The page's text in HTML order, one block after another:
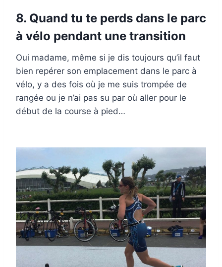
8. Quand tu te perds dans le parc
à vélo pendant une transition
Oui madame, même si je dis toujours qu’il faut
bien repérer son emplacement dans le parc à
vélo, y a des fois où je me suis trompée de
rangée ou je n’ai pas su par où aller pour le
début de la course à pied…